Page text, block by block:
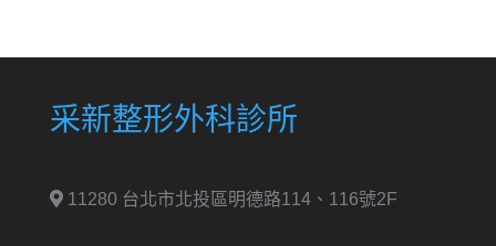
采新整形外科診所
11280 台北市北投區明德路114、116號2F